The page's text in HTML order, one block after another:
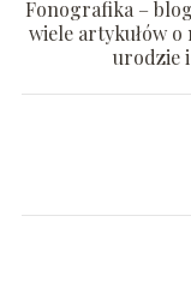
Fonografika –
wiele artykułów o
urodzie